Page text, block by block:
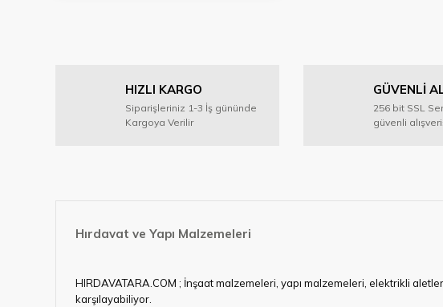
HIZLI KARGO
Siparişleriniz 1-3 İş gününde
Kargoya Verilir
GÜVENLİ
256 bit SSL
güvenli
Hırdavat ve Yapı Malzemeleri
HIRDAVATARA.COM ; İnşaat malzemeleri, yapı malzemeleri, elektrikli
karşılayabiliyor.